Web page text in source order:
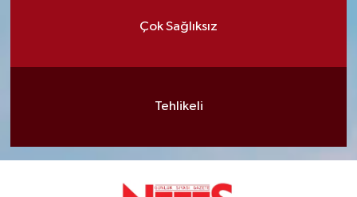
Çok Sağlıksız
Tehlikeli